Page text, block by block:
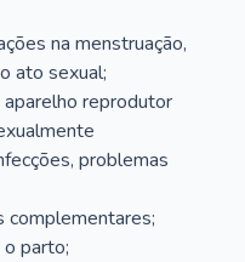
na menstruação,
ato sexual;
reprodutor
problemas
complementares;
parto;